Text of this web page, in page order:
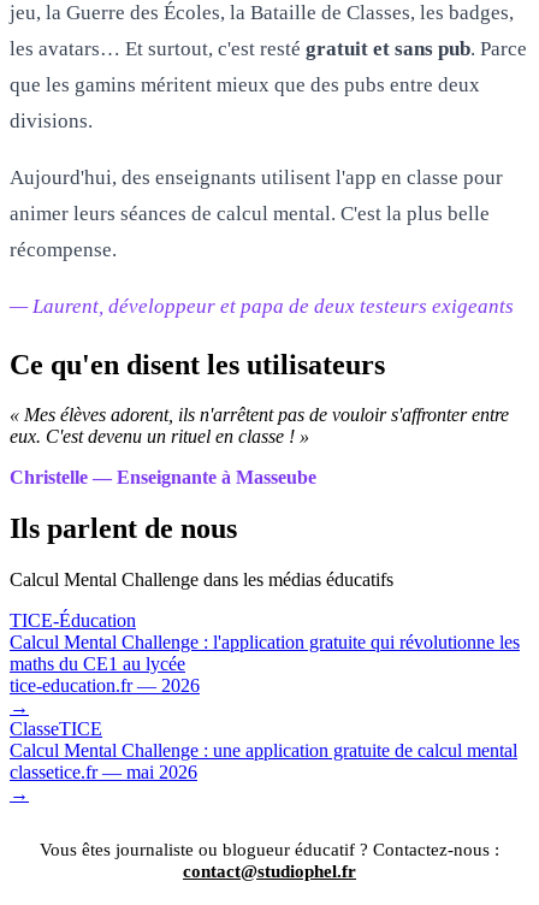
jeu, la Guerre des Écoles, la Bataille de Classes, les badges,
les avatars… Et surtout, c'est resté gratuit et sans pub. Parce
que les gamins méritent mieux que des pubs entre deux
divisions.
Aujourd'hui, des enseignants utilisent l'app en classe pour
animer leurs séances de calcul mental. C'est la plus belle
récompense.
— Laurent, développeur et papa de deux testeurs exigeants
Ce qu'en disent les utilisateurs
« Mes élèves adorent, ils n'arrêtent pas de vouloir s'affronter entre
eux. C'est devenu un rituel en classe ! »
Christelle — Enseignante à Masseube
Ils parlent de nous
Calcul Mental Challenge dans les médias éducatifs
TICE-Éducation
Calcul Mental Challenge : l'application gratuite qui révolutionne les
maths du CE1 au lycée
tice-education.fr — 2026
→
ClasseTICE
Calcul Mental Challenge : une application gratuite de calcul mental
classetice.fr — mai 2026
→
Vous êtes journaliste ou blogueur éducatif ? Contactez-nous :
contact@studiophel.fr